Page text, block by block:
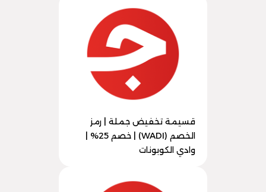
قسيمة تخفيض جملة | رمز
الخصم (WADI) | خصم 25% |
وادي الكوبونات